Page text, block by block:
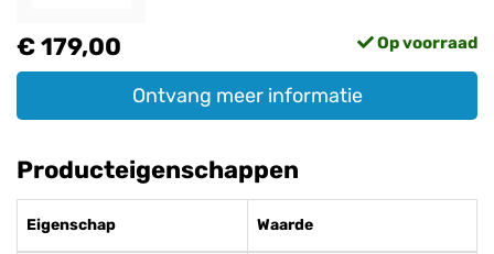
€ 179,00 Op voorraad
Ontvang meer informatie
Producteigenschappen
Eigenschap Waarde